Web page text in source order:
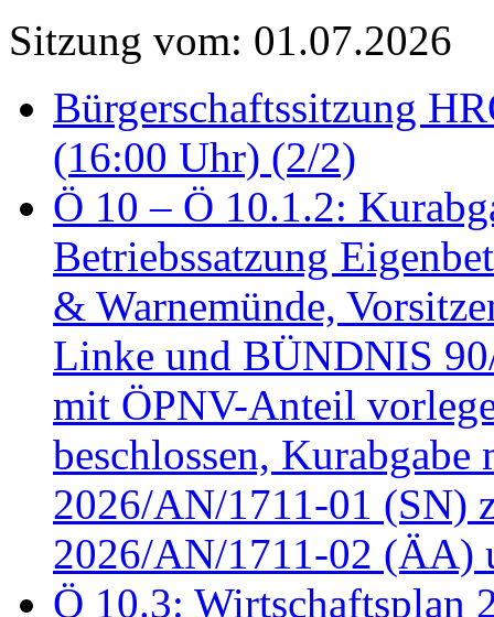
Sitzung vom: 01.07.2026
Bürgerschaftssitzung
(16:00 Uhr) (2/2)
Ö 10 – Ö 10.1.2:
Betriebssatzung
& Warnemünde,
Linke und BÜNDNIS
mit ÖPNV-Anteil
beschlossen,
2026/AN/1711-01 (SN)
2026/AN/1711-02 (ÄA)
Ö 10.3: Wirtschaftsplan